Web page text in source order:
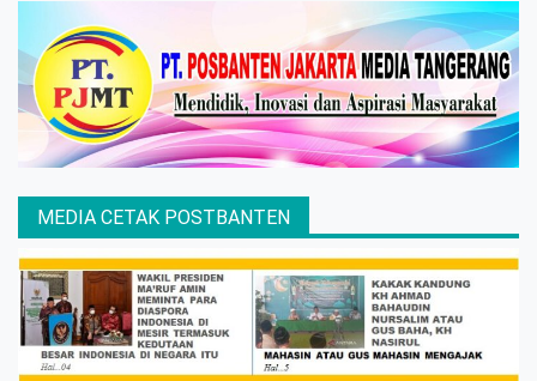
MEDIA CETAK POSTBANTEN